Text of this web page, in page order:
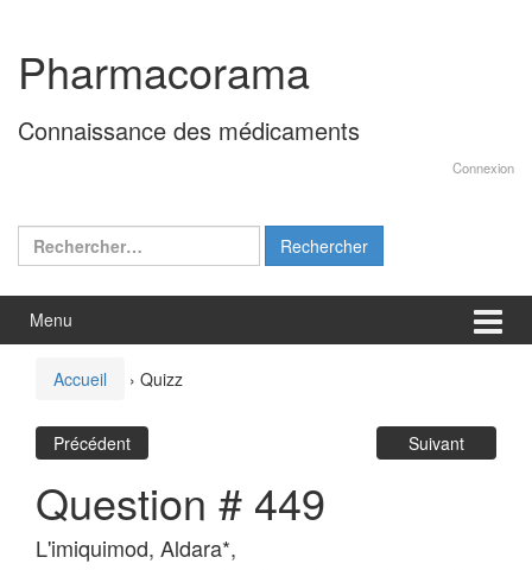
contenu
menu
principal
Pharmacorama
Connaissance des médicaments
Connexion
Rechercher :
Menu
Accueil › Quizz
Précédent Suivant
Question # 449
L'imiquimod, Aldara*,